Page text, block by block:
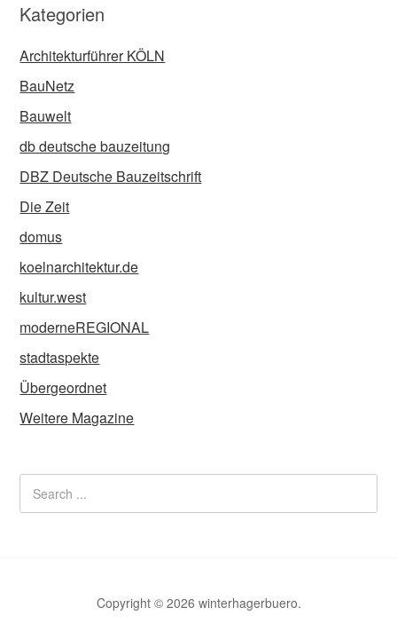
Kategorien
Architekturführer KÖLN
BauNetz
Bauwelt
db deutsche bauzeitung
DBZ Deutsche Bauzeitschrift
Die Zeit
domus
koelnarchitektur.de
kultur.west
moderneREGIONAL
stadtaspekte
Übergeordnet
Weitere Magazine
Copyright © 2026 winterhagerbuero.